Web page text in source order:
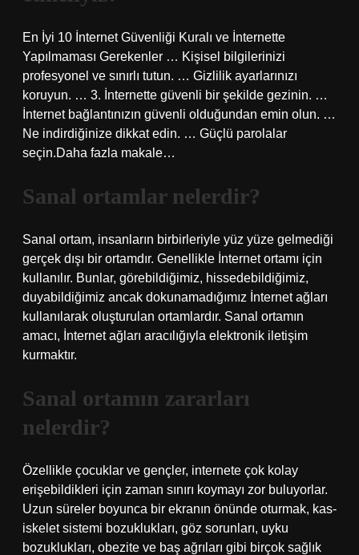
En İyi 10 İnternet Güvenliği Kuralı ve İnternette
Yapılmaması Gerekenler … Kişisel bilgilerinizi
profesyonel ve sınırlı tutun. … Gizlilik ayarlarınızı
koruyun. … 3. İnternette güvenli bir şekilde gezinin. …
İnternet bağlantınızın güvenli olduğundan emin olun. …
Ne indirdiğinize dikkat edin. … Güçlü parolalar
seçin.Daha fazla makale…
Sanal ortamlar nelerdir?
Sanal ortam, insanların birbirleriyle yüz yüze gelmediği
gerçek dışı bir ortamdır. Genellikle İnternet ortamı için
kullanılır. Bunlar, görebildiğimiz, hissedebildiğimiz,
duyabildiğimiz ancak dokunamadığımız İnternet ağları
kullanılarak oluşturulan ortamlardır. Sanal ortamın
amacı, İnternet ağları aracılığıyla elektronik iletişim
kurmaktır.
Sanal ortamın zararları
nelerdir?
Özellikle çocuklar ve gençler, internete çok kolay
erişebildikleri için zaman sınırı koymayı zor buluyorlar.
Uzun süreler boyunca bir ekranın önünde oturmak, kas-
iskelet sistemi bozuklukları, göz sorunları, uyku
bozuklukları, obezite ve baş ağrıları gibi birçok sağlık